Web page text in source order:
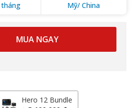
tháng
Mỹ/ China
MUA NGAY
Hero 12 Bundle